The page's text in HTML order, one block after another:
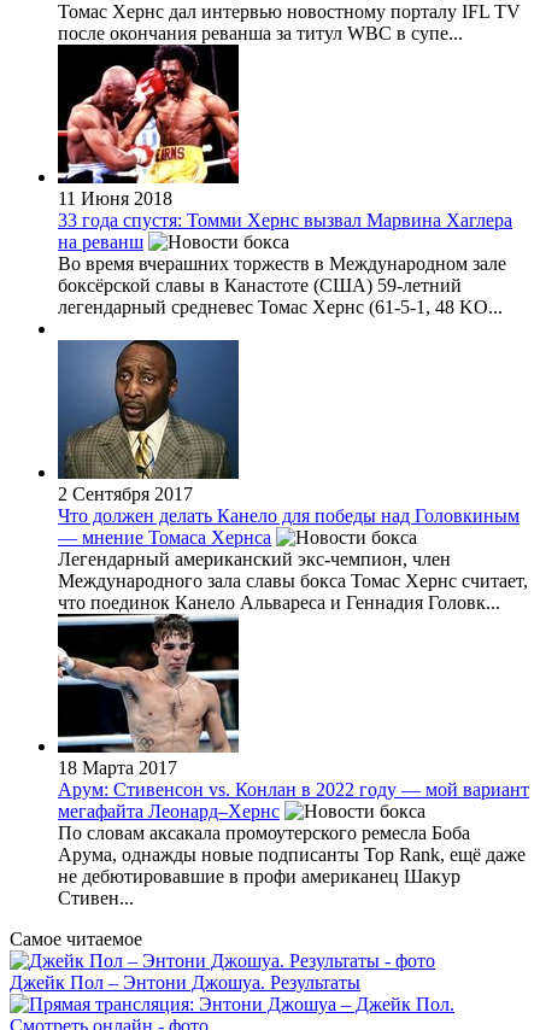
Томас Хернс дал интервью новостному порталу IFL TV
после окончания реванша за титул WBC в супе...
11 Июня 2018
33 года спустя: Томми Хернс вызвал Марвина Хаглера
на реванш
Во время вчерашних торжеств в Международном зале
боксёрской славы в Канастоте (США) 59-летний
легендарный средневес Томас Хернс (61-5-1, 48 KO...
2 Сентября 2017
Что должен делать Канело для победы над Головкиным
— мнение Томаса Хернса
Легендарный американский экс-чемпион, член
Международного зала славы бокса Томас Хернс считает,
что поединок Канело Альвареса и Геннадия Головк...
18 Марта 2017
Арум: Стивенсон vs. Конлан в 2022 году — мой вариант
мегафайта Леонард–Хернс
По словам аксакала промоутерского ремесла Боба
Арума, однажды новые подписанты Top Rank, ещё даже
не дебютировавшие в профи американец Шакур
Стивен...
Самое читаемое
Джейк Пол – Энтони Джошуа. Результаты